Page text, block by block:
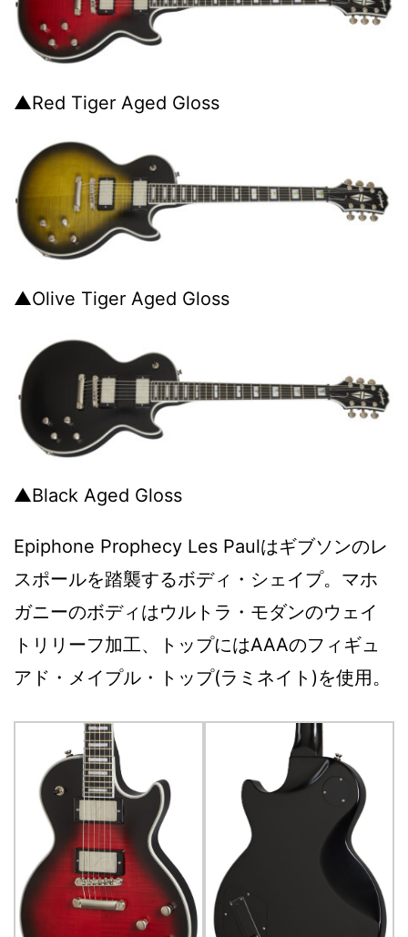
▲Red Tiger Aged Gloss
▲Olive Tiger Aged Gloss
▲Black Aged Gloss
Epiphone Prophecy Les Paulはギブソンのレ
スポールを踏襲するボディ・シェイプ。マホ
ガニーのボディはウルトラ・モダンのウェイ
トリリーフ加工、トップにはAAAのフィギュ
アド・メイプル・トップ(ラミネイト)を使用。